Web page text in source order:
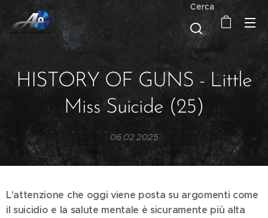
Cerca
HISTORY OF GUNS - Little
Miss Suicide (25)
06.02.2025
L'attenzione che oggi viene posta su argomenti come
il suicidio e la salute mentale è sicuramente più alta